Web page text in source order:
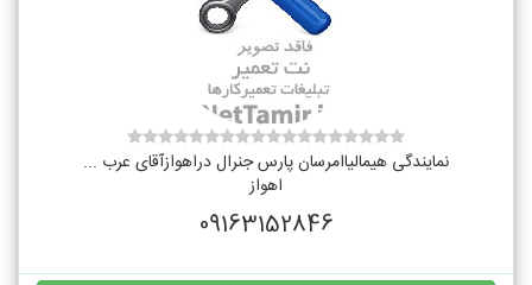
نمایندگی هیمالیاامرسان پارس جنرال دراهوازآقای عرب ...
اهواز
09163152846